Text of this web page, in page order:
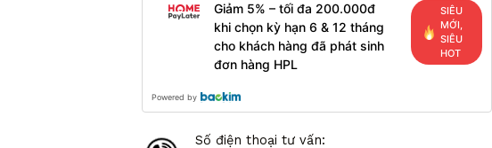
Giảm 5% – tối đa 200.000đ
khi chọn kỳ hạn 6 & 12 tháng
cho khách hàng đã phát sinh
đơn hàng HPL
SIÊU
MỚI,
SIÊU
HOT
Powered by
Số điện thoại tư vấn: